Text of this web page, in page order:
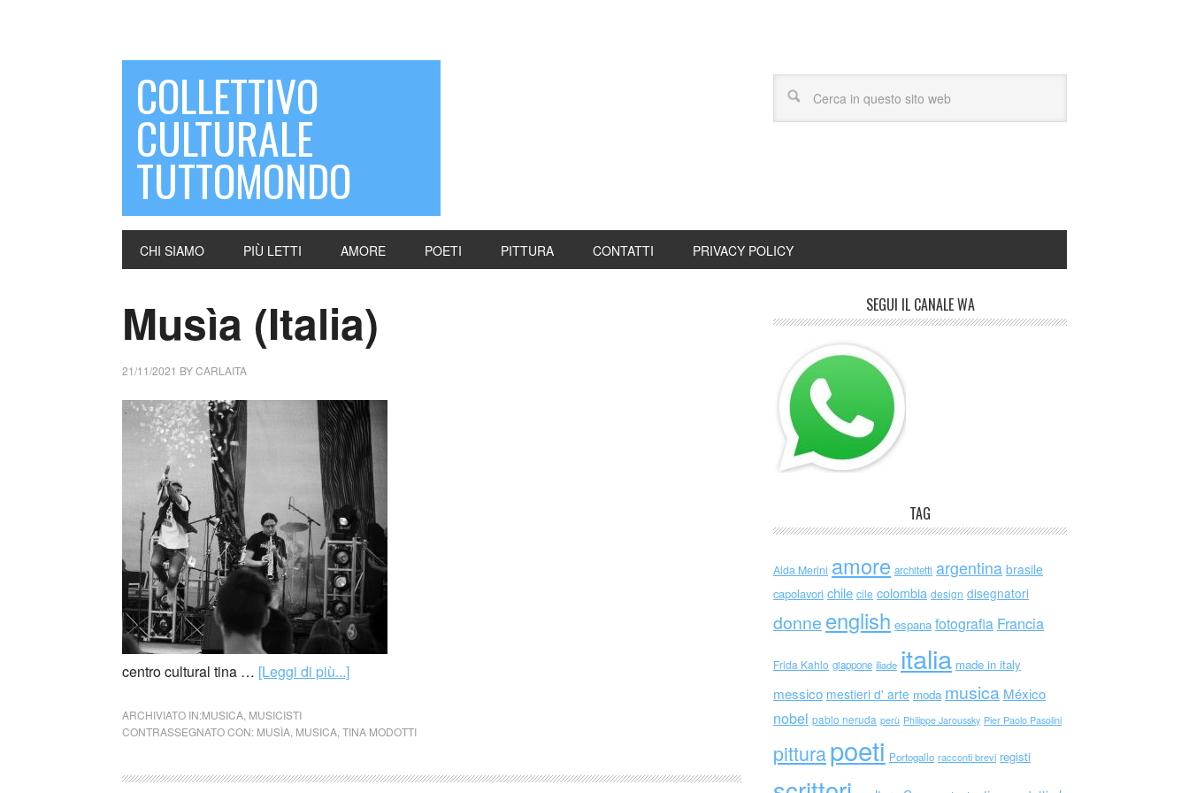
COLLETTIVO
CULTURALE
TUTTOMONDO
CHI SIAMO PIÙ LETTI AMORE POETI PITTURA CONTATTI PRIVACY POLICY
Musìa (Italia)
21/11/2021 BYCARLAITA
centro cultural tina … [Leggi di più...]
ARCHIVIATO IN:MUSICA MUSICISTI
CONTRASSEGNATO CON: MUSÌA MUSICA TINA MODOTTI
SEGUI IL CANALE WA
TAG
Alda Merini amore architetti argentina brasile
capolavori chile cile colombia design disegnatori
donne english espana fotografia Francia
Frida Kahlo giappone iliade italia made in italy
messico mestieri d' arte moda musica México
nobel pablo neruda perù Philippe Jaroussky Pier Paolo Pasolini
pitturapoeti Portogallo racconti brevi registi